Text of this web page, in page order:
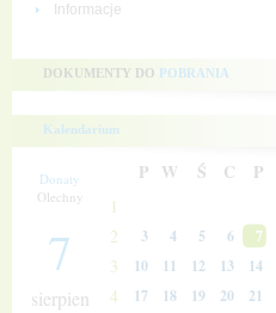
Informacje
DOKUMENTY DO POBRANIA
Kalendarium
Donaty
Olechny
7
sierpien
P W Ś C P
1
2 3 4 5 6 7
3 10 11 12 13 14
4 17 18 19 20 21